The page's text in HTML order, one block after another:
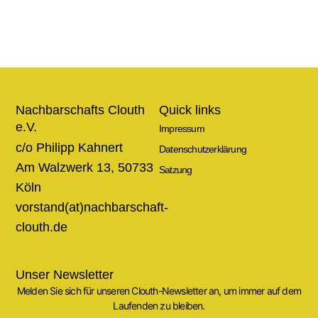
Quick links
Impressum
Datenschutzerklärung
Satzung
Nachbarschafts Clouth
e.V.
c/o Philipp Kahnert
Am Walzwerk 13, 50733
Köln
vorstand(at)nachbarschaft-
clouth.de
Unser Newsletter
Melden Sie sich für unseren Clouth-Newsletter an, um immer auf dem
Laufenden zu bleiben.